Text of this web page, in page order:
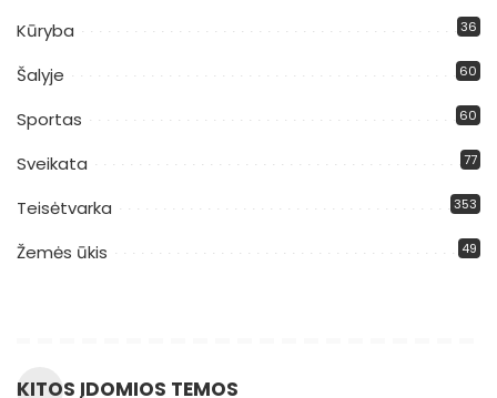
Kūryba 36
Šalyje 60
Sportas 60
Sveikata 77
Teisėtvarka 353
Žemės ūkis 49
KITOS ĮDOMIOS TEMOS